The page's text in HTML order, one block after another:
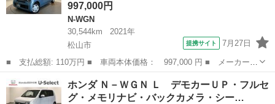
997,000円
N-WGN
30,544km
2021年
松山市
提携サイト 7月27日
■ 支払総額: 110万円 ■ 車両本体価格： 997,000 円 ■ メーカー
名： ホンダ ■ 車種名： Ｎ－ＷＧＮ ■ グレード名： Ｌホンダ
センシング ＬＥＤ・フルセグ・メモリナビ・ＤＶＤ・ＣＤ・バック
カメラ・スマー...
愛媛 N-WGN
ホンダ Ｎ－ＷＧＮ Ｌ デモカーＵＰ・フルセ
グ・メモリナビ・バックカメラ・シー…